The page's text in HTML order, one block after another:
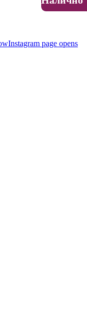
Instagram page opens